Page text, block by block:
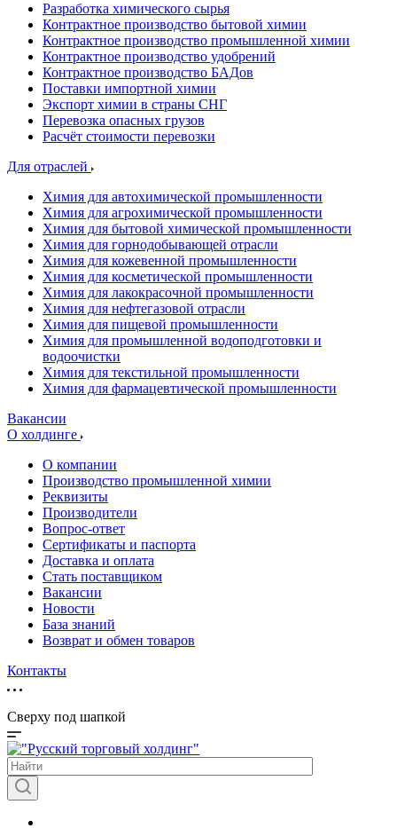
Разработка химического сырья
Контрактное производство бытовой химии
Контрактное производство промышленной химии
Контрактное производство удобрений
Контрактное производство БАДов
Поставки импортной химии
Экспорт химии в страны СНГ
Перевозка опасных грузов
Расчёт стоимости перевозки
Для отраслей
Химия для автохимической промышленности
Химия для агрохимической промышленности
Химия для бытовой химической промышленности
Химия для горнодобывающей отрасли
Химия для кожевенной промышленности
Химия для косметической промышленности
Химия для лакокрасочной промышленности
Химия для нефтегазовой отрасли
Химия для пищевой промышленности
Химия для промышленной водоподготовки и
водоочистки
Химия для текстильной промышленности
Химия для фармацевтической промышленности
Вакансии
О холдинге
О компании
Производство промышленной химии
Реквизиты
Производители
Вопрос-ответ
Сертификаты и паспорта
Доставка и оплата
Стать поставщиком
Вакансии
Новости
База знаний
Возврат и обмен товаров
Контакты
Сверху под шапкой